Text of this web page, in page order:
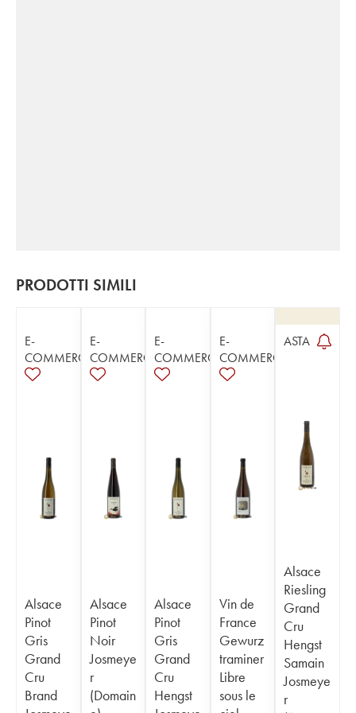
PRODOTTI SIMILI
E-
COMMERCE
Alsace
Pinot
Gris
Grand
Cru
Brand
E-
COMMERCE
Alsace
Pinot
Noir
Josmeye
r
(Domain
E-
COMMERCE
Alsace
Pinot
Gris
Grand
Cru
Hengst
E-
COMMERCE
Vin de
France
Gewurz
traminer
Libre
sous le
ASTA
Alsace
Riesling
Grand
Cru
Hengst
Samain
Josmeye
r